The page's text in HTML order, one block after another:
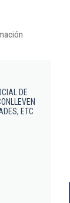
DE
ETC